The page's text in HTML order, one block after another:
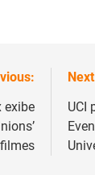
exibe
UCI